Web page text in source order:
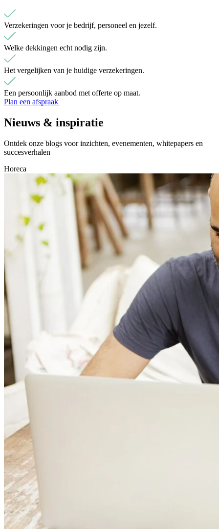
Verzekeringen voor je bedrijf, personeel en jezelf.
Welke dekkingen echt nodig zijn.
Het vergelijken van je huidige verzekeringen.
Een persoonlijk aanbod met offerte op maat.
Plan een afspraak
Nieuws & inspiratie
Ontdek onze blogs voor inzichten, evenementen, whitepapers en
succesverhalen
Horeca